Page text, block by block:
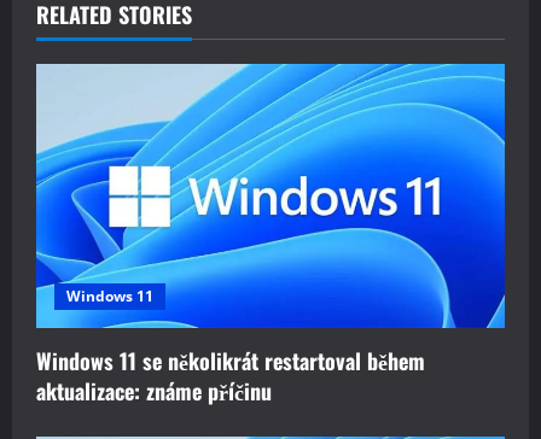
a
v
g
t
i
o
RELATED STORIES
Windows 11
Windows 11 se několikrát restartoval během
aktualizace: známe příčinu